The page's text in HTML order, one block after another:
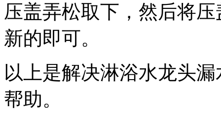
压盖弄松取下，然后将
新的即可。
以上是解决淋浴水龙头
帮助。